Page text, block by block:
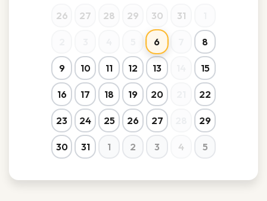
26 27 28 29 30 31
6 8
9 10 11 12 13 15
16 17 18 19 20 22
23 24 25 26 27 29
30 31 1 2 3 4 5